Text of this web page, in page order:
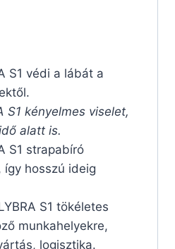
S1 védi a lábát a
S1 kényelmes viselet,
alatt is.
S1 strapabíró
így hosszú ideig
S1 tökéletes
munkahelyekre,
logisztika.